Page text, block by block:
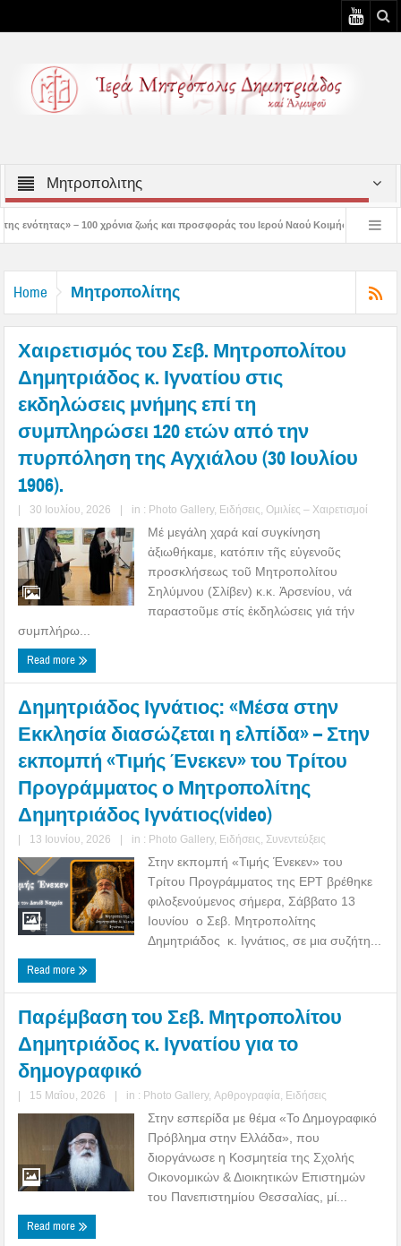
Μητροπολιτης
ζωής και προσφοράς του Ιερού Ναού Κοιμήσεως της Θεοτόκου Πτελεού
Home Μητροπολίτης
Χαιρετισμός του Σεβ. Μητροπολίτου
Δημητριάδος κ. Ιγνατίου στις
εκδηλώσεις μνήμης επί τη
συμπληρώσει 120 ετών από την
πυρπόληση της Αγχιάλου (30 Ιουλίου
1906).
| 30 Ιουλίου, 2026 | in : Photo Gallery, Ειδήσεις ,Ομιλίες – Χαιρετισμοί
Μέ μεγάλη χαρά καί συγκίνηση
ἀξιωθήκαμε, κατόπιν τῆς εὐγενοῦς
προσκλήσεως τοῦ Μητροπολίτου
Σηλύμνου (Σλίβεν) κ.κ. Ἀρσενίου, νά
παραστοῦμε στίς ἐκδηλώσεις γιά τήν
συμπλήρω...
Read more
Δημητριάδος Ιγνάτιος: «Μέσα στην
Εκκλησία διασώζεται η ελπίδα» – Στην
εκπομπή «Τιμής Ένεκεν» του Τρίτου
Προγράμματος ο Μητροπολίτης
Δημητριάδος Ιγνάτιος(video)
| 13 Ιουνίου, 2026 | in : Photo Gallery, Ειδήσεις Συνεντεύξεις
Στην εκπομπή «Τιμής Ένεκεν» του
Τρίτου Προγράμματος της ΕΡΤ βρέθηκε
φιλοξενούμενος σήμερα, Σάββατο 13
Ιουνίου ο Σεβ. Μητροπολίτης
Δημητριάδος κ. Ιγνάτιος, σε μια συζήτη...
Read more
Παρέμβαση του Σεβ. Μητροπολίτου
Δημητριάδος κ. Ιγνατίου για το
δημογραφικό
| 15 Μαΐου, 2026 | in : Photo Gallery,Αρθρογραφία Ειδήσεις
Στην εσπερίδα με θέμα «Το Δημογραφικό
Πρόβλημα στην Ελλάδα», που
διοργάνωσε η Κοσμητεία της Σχολής
Οικονομικών & Διοικητικών Επιστημών
του Πανεπιστημίου Θεσσαλίας, μί...
Read more